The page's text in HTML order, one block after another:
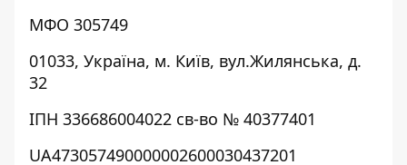
МФО 305749
01033, Україна, м. Київ, вул.Жилянська, д.
32
ІПН 336686004022 св-во № 40377401
UA473057490000002600030437201